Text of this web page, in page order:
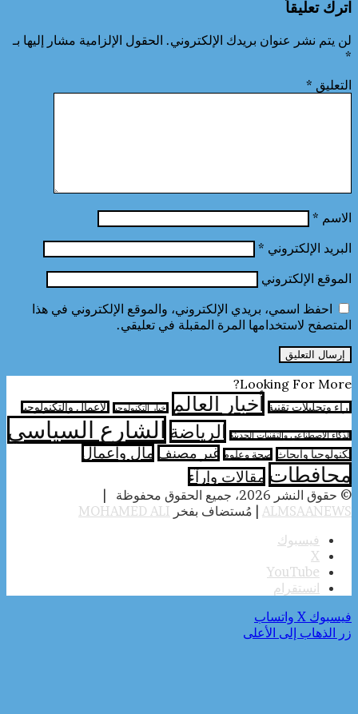
اترك تعليقاً
لن يتم نشر عنوان بريدك الإلكتروني. الحقول الإلزامية مشار إليها بـ
*
التعليق *
الاسم *
البريد الإلكتروني *
الموقع الإلكتروني
احفظ اسمي، بريدي الإلكتروني، والموقع الإلكتروني في هذا
المتصفح لاستخدامها المرة المقبلة في تعليقي.
Looking For More?
آراء وتحليلات تقنية أخبار العالم اخبار التكنولوجيا الأعمال والتكنولوجيا
الذكاء الاصطناعي والتقنيات الحديثة الرياضة الشارع السياسي
تكنولوجيا وابحاث صحة وعلوم غير مصنف مال واعمال
محافطات مقالات وارآء
© حقوق النشر 2026، جميع الحقوق محفوظة |
ALMSAANEWS | مُستضاف بفخر MOHAMED ALI
فيسبوك
‫X
‫YouTube
انستقرام
فيسبوك ‫X واتساب
زر الذهاب إلى الأعلى